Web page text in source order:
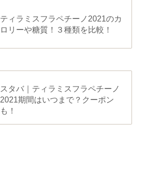
ティラミスフラペチーノ2021のカ
ロリーや糖質！３種類を比較！
スタバ｜ティラミスフラペチーノ
2021期間はいつまで？クーポン
も！